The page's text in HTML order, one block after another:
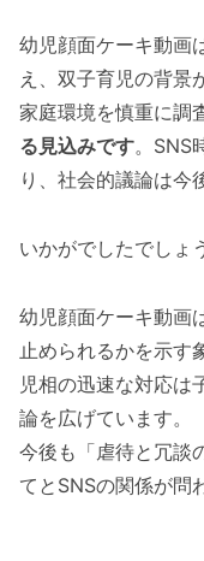
幼児顔面ケーキ動画
え、双子育児の背景
家庭環境を慎重に調
る見込みです。SNS
り、社会的議論は今
いかがでしたでしょ
幼児顔面ケーキ動画
止められるかを示す
児相の迅速な対応は
論を広げています。
今後も「虐待と冗談
てとSNSの関係が問